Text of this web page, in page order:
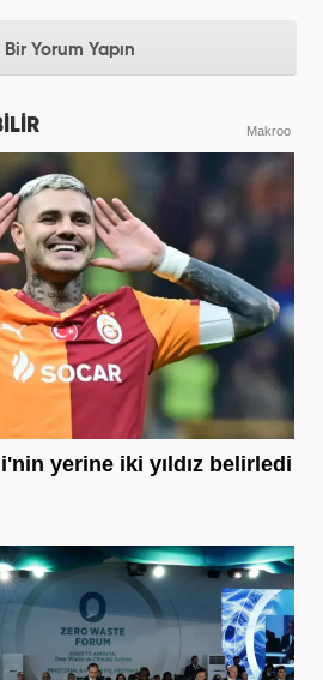
Bir Yorum Yapın
Makroo
yerine iki yıldız belirledi